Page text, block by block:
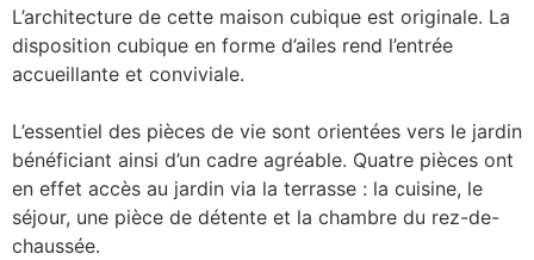
L’architecture de cette maison cubique est originale. La
disposition cubique en forme d’ailes rend l’entrée
accueillante et conviviale.
L’essentiel des pièces de vie sont orientées vers le jardin
bénéficiant ainsi d’un cadre agréable. Quatre pièces ont
en effet accès au jardin via la terrasse : la cuisine, le
séjour, une pièce de détente et la chambre du rez-de-
chaussée.